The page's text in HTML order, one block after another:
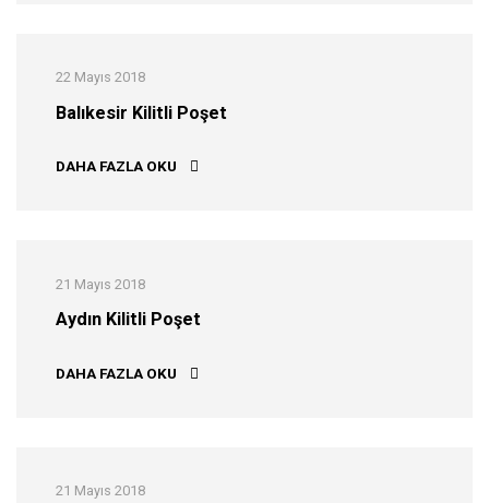
22 Mayıs 2018
Balıkesir Kilitli Poşet
DAHA FAZLA OKU BALIKESIR KILITLI POŞET
21 Mayıs 2018
Aydın Kilitli Poşet
DAHA FAZLA OKU AYDIN KILITLI POŞET
21 Mayıs 2018